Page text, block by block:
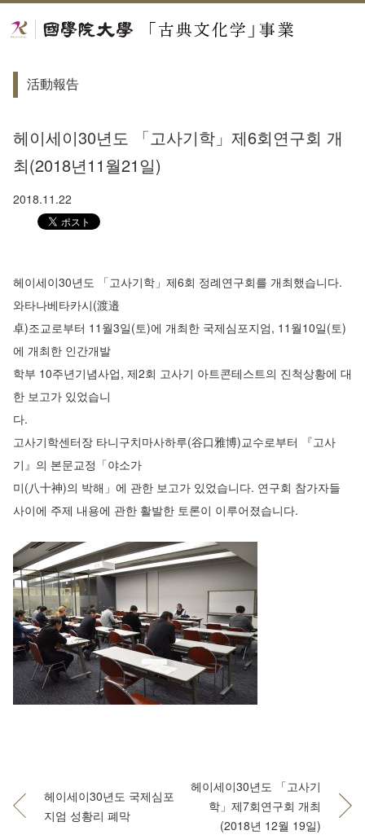
活動報告
헤이세이30년도 「고사기학」제6회연구회 개
최(2018년11월21일)
2018.11.22
헤이세이30년도 「고사기학」제6회 정례연구회를 개최했습니다.
와타나베타카시(渡邉
卓)조교로부터 11월3일(토)에 개최한 국제심포지엄, 11월10일(토)
에 개최한 인간개발
학부 10주년기념사업, 제2회 고사기 아트콘테스트의 진척상황에 대
한 보고가 있었습니
다.
고사기학센터장 타니구치마사하루(谷口雅博)교수로부터 『고사
기』의 본문교정「야소가
미(八十神)의 박해」에 관한 보고가 있었습니다. 연구회 참가자들
사이에 주제 내용에 관한 활발한 토론이 이루어졌습니다.
헤이세이30년도 국제심포
지엄 성황리 폐막
헤이세이30년도 「고사기
학」제7회연구회 개최
(2018년 12월 19일)